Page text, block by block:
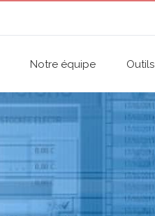
Notre équipe Outils